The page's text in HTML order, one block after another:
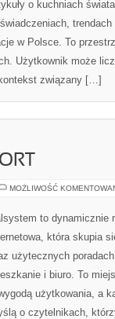
o kuchniach
w Polsce. To
Użytkownik może
związany […]
MOŻLIWOŚĆ
to dynamicznie
która skupia
użytecznych
i biuro. To
użytkowania, a
o czytelnikach,